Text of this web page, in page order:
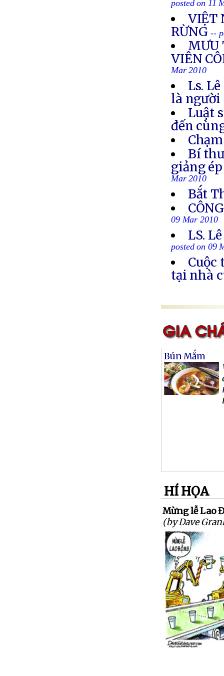
posted on 11
VIỆT
RỪNG--
MƯU
VIÊN
Mar 2010
Ls.
là người
Luật
đến
Bí
giảng
Mar 2010
Bắt
09 Mar 2010
LS.
posted on 09
Cuộc
tại nhà
Bún Mắm
HÍ HỌA
Mừng lễ Lao
(by Dave